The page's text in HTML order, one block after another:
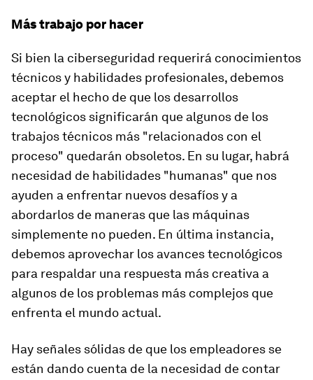
Más trabajo por hacer
Si bien la ciberseguridad requerirá conocimientos
técnicos y habilidades profesionales, debemos
aceptar el hecho de que los desarrollos
tecnológicos significarán que algunos de los
trabajos técnicos más "relacionados con el
proceso" quedarán obsoletos. En su lugar, habrá
necesidad de habilidades "humanas" que nos
ayuden a enfrentar nuevos desafíos y a
abordarlos de maneras que las máquinas
simplemente no pueden. En última instancia,
debemos aprovechar los avances tecnológicos
para respaldar una respuesta más creativa a
algunos de los problemas más complejos que
enfrenta el mundo actual.
Hay señales sólidas de que los empleadores se
están dando cuenta de la necesidad de contar